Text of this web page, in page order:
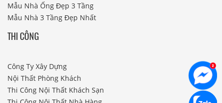
Mẫu Nhà Ống Đẹp 3 Tầng
Mẫu Nhà 3 Tầng Đẹp Nhất
THI CÔNG
Công Ty Xây Dựng
Nội Thất Phòng Khách
Thi Công Nội Thất Khách Sạn